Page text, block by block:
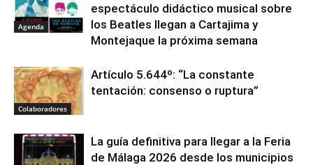
Agenda
espectáculo didáctico musical sobre
los Beatles llegan a Cartajima y
Montejaque la próxima semana
Colaboradores
Artículo 5.644º: “La constante
tentación: consenso o ruptura”
La guía definitiva para llegar a la Feria
de Málaga 2026 desde los municipios